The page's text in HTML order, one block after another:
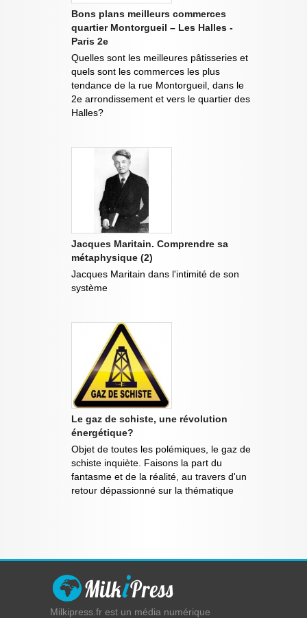
Bons plans meilleurs commerces
quartier Montorgueil – Les Halles -
Paris 2e
Quelles sont les meilleures pâtisseries et
quels sont les commerces les plus
tendance de la rue Montorgueil, dans le
2e arrondissement et vers le quartier des
Halles?
Jacques Maritain. Comprendre sa
métaphysique (2)
Jacques Maritain dans l'intimité de son
système
Le gaz de schiste, une révolution
énergétique?
Objet de toutes les polémiques, le gaz de
schiste inquiète. Faisons la part du
fantasme et de la réalité, au travers d'un
retour dépassionné sur la thématique
Milkipress.fr est un média numérique